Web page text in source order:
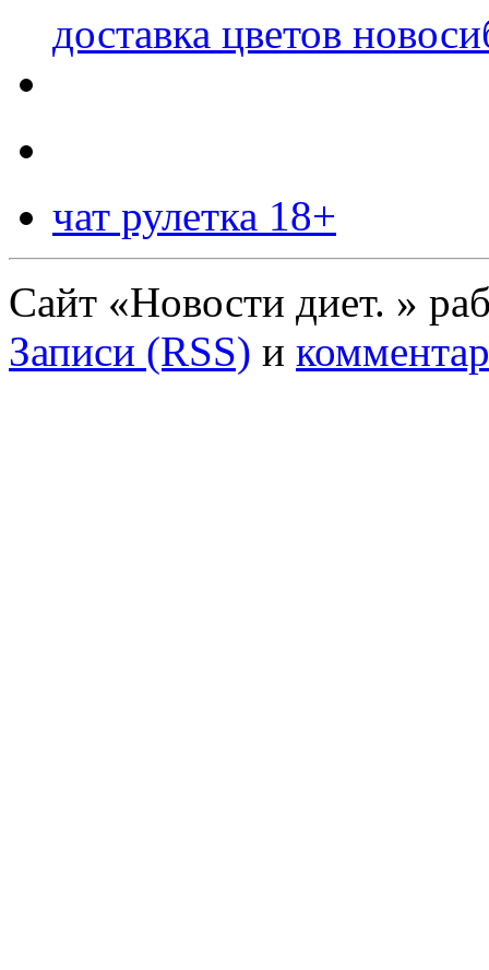
доставка цветов
чат рулетка 18+
Сайт «Новости диет. »
Записи (RSS) и